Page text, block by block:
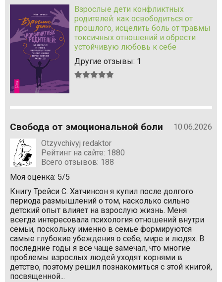
Взрослые дети конфликтных
родителей: как освободиться от
прошлого, исцелить боль от травмы
токсичных отношений и обрести
устойчивую любовь к себе
Другие отзывы: 1
из
Свобода от эмоциональной боли
10.06.2026
Otzyvchivyj redaktor
Рейтинг на сайте: 1880
Всего отзывов: 188
Моя оценка: 5/5
Книгу Трейси С. Хатчинсон я купил после долгого
периода размышлений о том, насколько сильно
детский опыт влияет на взрослую жизнь. Меня
всегда интересовала психология отношений внутри
семьи, поскольку именно в семье формируются
самые глубокие убеждения о себе, мире и людях. В
последние годы я все чаще замечал, что многие
проблемы взрослых людей уходят корнями в
детство, поэтому решил познакомиться с этой книгой,
посвященной...